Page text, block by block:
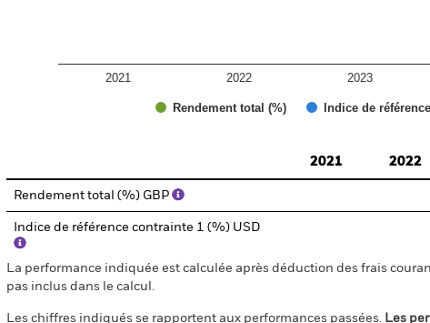
Rendement total (%) Indice de
2021 2022 2023
2021
2022
Rendement total (%) GBP
Indice de référence contrainte 1 (%) USD
La performance indiquée est calculée après déduction des frais
pas inclus dans le calcul.
Les chiffres indiqués se rapportent aux performances passées. Les